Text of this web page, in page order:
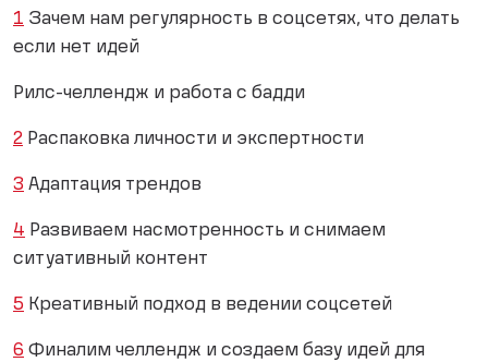
1 Зачем нам регулярность в соцсетях, что делать
если нет идей
Рилс-челлендж и работа с бадди
2 Распаковка личности и экспертности
3 Адаптация трендов
4 Развиваем насмотренность и снимаем
ситуативный контент
5 Креативный подход в ведении соцсетей
6 Финалим челлендж и создаем базу идей для